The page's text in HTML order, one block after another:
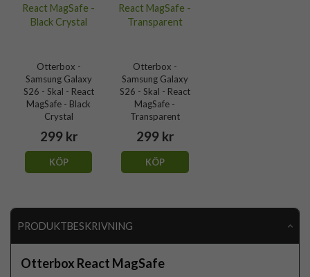
Otterbox -
Samsung Galaxy
S26 - Skal - React
MagSafe - Black
Crystal
299 kr
KÖP
Otterbox -
Samsung Galaxy
S26 - Skal - React
MagSafe -
Transparent
299 kr
KÖP
PRODUKTBESKRIVNING
Otterbox React MagSafe